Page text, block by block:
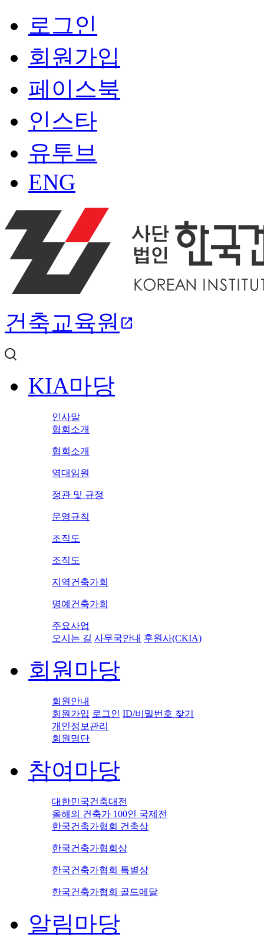
로그인
회원가입
페이스북
인스타
유투브
ENG
건축교육원 open_in_new
KIA마당
인사말
협회소개
협회소개
역대임원
정관 및 규정
운영규칙
조직도
조직도
지역건축가회
명예건축가회
주요사업
오시는 길 사무국안내 후원사(CKIA)
회원마당
회원안내
회원가입 로그인 ID/비밀번호 찾기
개인정보관리
회원명단
참여마당
대한민국건축대전
올해의 건축가 100인 국제전
한국건축가협회 건축상
한국건축가협회상
한국건축가협회 특별상
한국건축가협회 골드메달
알림마당